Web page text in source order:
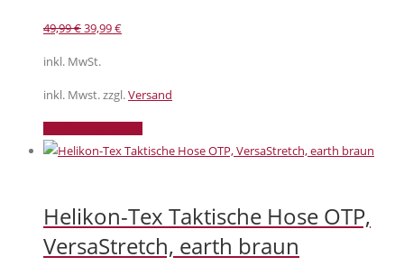
49,99€Ursprünglicher
war:
49,99 €
39,99€Aktueller
39,99 €.
inkl. MwSt.
inkl. Mwst. zzgl.Versand
Dieses
Produkt
Varianten
auf.
Die
Helikon-Tex Taktische Hose OTP,
VersaStretch, earth braun